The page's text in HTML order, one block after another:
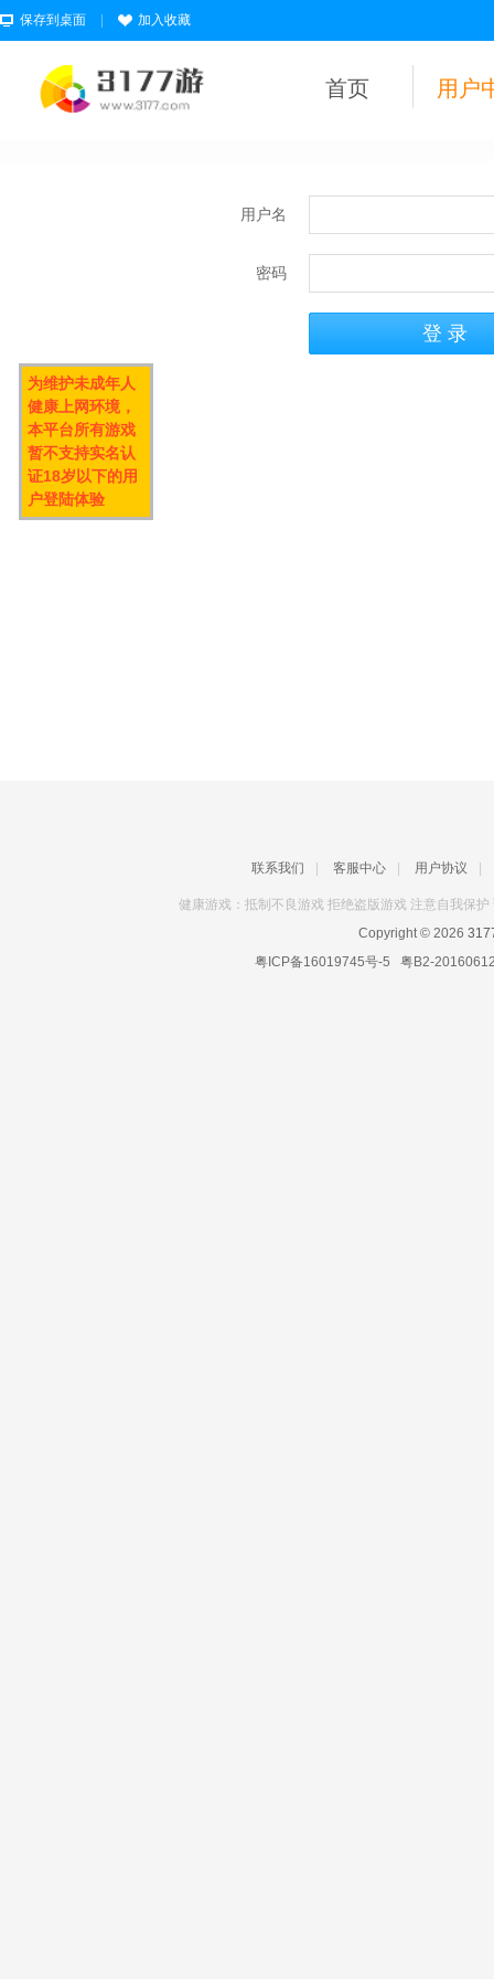
保存到桌面 加入收藏
首页 用户
用户名
密码
联系我们 客服中心 用户协议
健康游戏：抵制不良游戏 拒绝盗版游戏 注意自我保
Copyright © 2026
粤ICP备16019745号-5 粤B2-
为维护未成年人
健康上网环境，
本平台所有游戏
暂不支持实名认
证18岁以下的用
户登陆体验